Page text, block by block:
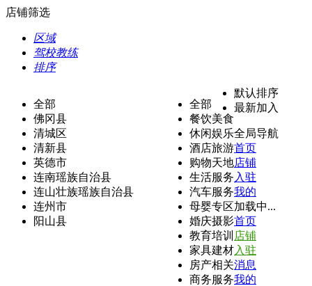
店铺筛选
区域
驾校教练
排序
全部
佛冈县
清城区
清新县
英德市
连南瑶族自治县
连山壮族瑶族自治县
连州市
阳山县
全部
餐饮美食
休闲娱乐
酒店旅游
购物天地
生活服务
汽车服务
母婴专区
婚庆摄影
教育培训
家具建材
房产相关
商务服务
默认排序
最新加入
全局导航
首页
店铺
入驻
我的
加载中...
首页
店铺
入驻
消息
我的